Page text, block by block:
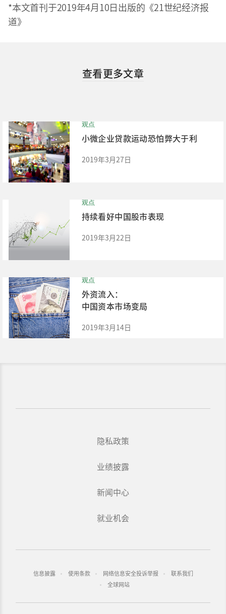
*本文首刊于2019年4月10日出版的《21世纪经济报
道》
查看更多文章
观点
小微企业贷款运动恐怕弊大于利
2019年3月27日
观点
持续看好中国股市表现
2019年3月22日
观点
外资流入：
中国资本市场变局
2019年3月14日
隐私政策
业绩披露
新闻中心
就业机会
信息披露 使用条款 网络信息安全投诉举报
联系我们
全球网站